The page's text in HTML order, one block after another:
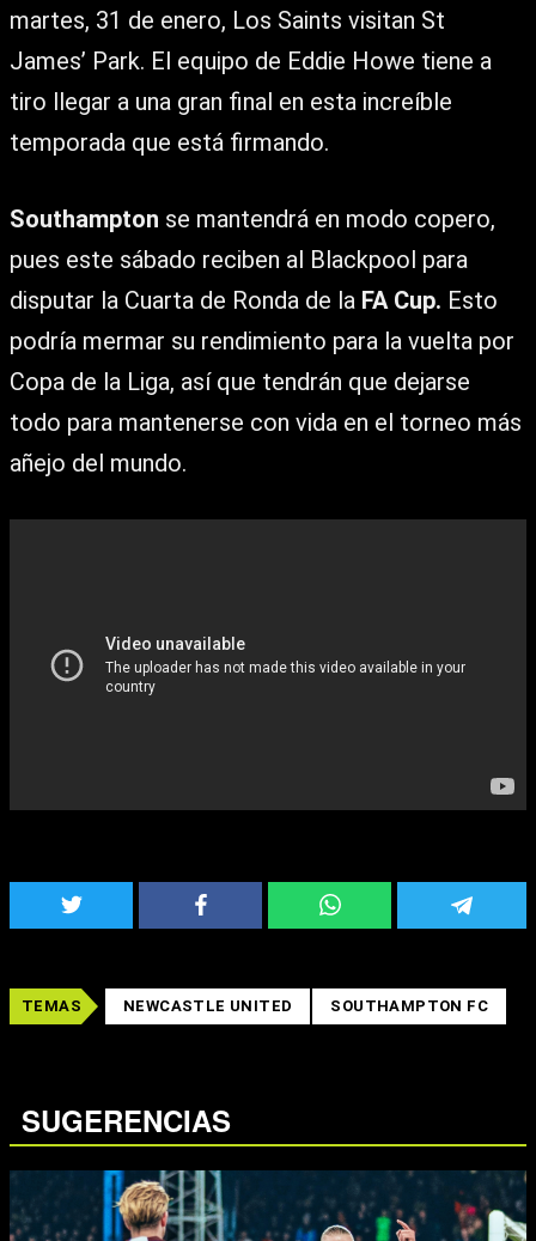
martes, 31 de enero, Los Saints visitan St
James’ Park. El equipo de Eddie Howe tiene a
tiro llegar a una gran final en esta increíble
temporada que está firmando.
Southampton se mantendrá en modo copero,
pues este sábado reciben al Blackpool para
disputar la Cuarta de Ronda de la FA Cup. Esto
podría mermar su rendimiento para la vuelta por
Copa de la Liga, así que tendrán que dejarse
todo para mantenerse con vida en el torneo más
añejo del mundo.
TEMAS NEWCASTLE UNITED SOUTHAMPTON FC
SUGERENCIAS